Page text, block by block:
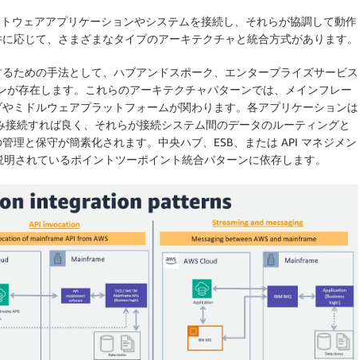
ウェアアプリケーションやシステムを接続し、それらが協調して動作
応じて、さまざまなタイプのアーキテクチャと統合方式があります。
ための手法として、ハブアンドスポーク、エンタープライズサービス
が存在します。これらのアーキテクチャパターンでは、メインフレー
ミドルウェアプラットフォームが関わります。各アプリケーションは
続すれば良く、それらが接続システム間のデータのルーティングと
理と保守が簡素化されます。中央ハブ、ESB、または API マネジメン
されているポイントツーポイント統合パターンに依存します。